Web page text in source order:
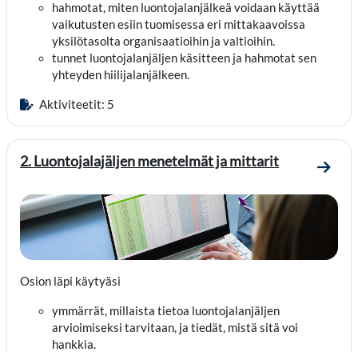
hahmotat, miten luontojalanjälkeä voidaan käyttää
vaikutusten esiin tuomisessa eri mittakaavoissa
yksilötasolta organisaatioihin ja valtioihin.
tunnet luontojalanjäljen käsitteen ja hahmotat sen
yhteyden hiilijalanjälkeen.
Aktiviteetit: 5
2. Luontojalajäljen menetelmät ja mittarit
Mene
Osion läpi käytyäsi
ymmärrät, millaista tietoa luontojalanjäljen
arvioimiseksi tarvitaan, ja tiedät, mistä sitä voi
hankkia.